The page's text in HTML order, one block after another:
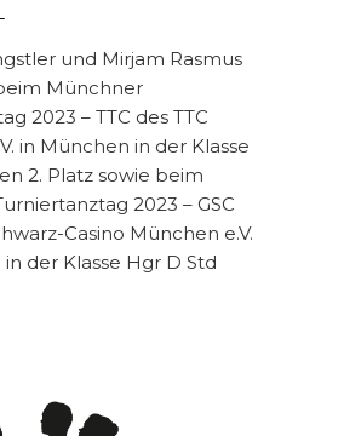
und Mirjam Rasmus
Münchner
2023 – TTC des TTC
in München in der Klasse
2. Platz sowie beim
2023 – GSC
Casino München e.V.
der Klasse Hgr D Std